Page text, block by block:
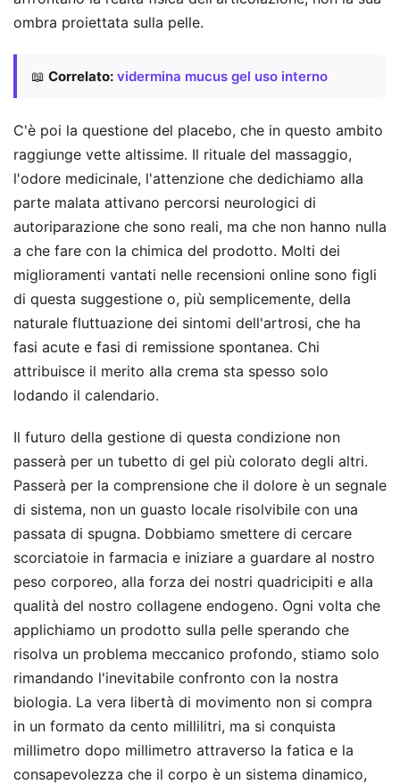
ombra proiettata sulla pelle.
📖 Correlato: vidermina mucus gel uso interno
C'è poi la questione del placebo, che in questo ambito
raggiunge vette altissime. Il rituale del massaggio,
l'odore medicinale, l'attenzione che dedichiamo alla
parte malata attivano percorsi neurologici di
autoriparazione che sono reali, ma che non hanno nulla
a che fare con la chimica del prodotto. Molti dei
miglioramenti vantati nelle recensioni online sono figli
di questa suggestione o, più semplicemente, della
naturale fluttuazione dei sintomi dell'artrosi, che ha
fasi acute e fasi di remissione spontanea. Chi
attribuisce il merito alla crema sta spesso solo
lodando il calendario.
Il futuro della gestione di questa condizione non
passerà per un tubetto di gel più colorato degli altri.
Passerà per la comprensione che il dolore è un segnale
di sistema, non un guasto locale risolvibile con una
passata di spugna. Dobbiamo smettere di cercare
scorciatoie in farmacia e iniziare a guardare al nostro
peso corporeo, alla forza dei nostri quadricipiti e alla
qualità del nostro collagene endogeno. Ogni volta che
applichiamo un prodotto sulla pelle sperando che
risolva un problema meccanico profondo, stiamo solo
rimandando l'inevitabile confronto con la nostra
biologia. La vera libertà di movimento non si compra
in un formato da cento millilitri, ma si conquista
millimetro dopo millimetro attraverso la fatica e la
consapevolezza che il corpo è un sistema dinamico,